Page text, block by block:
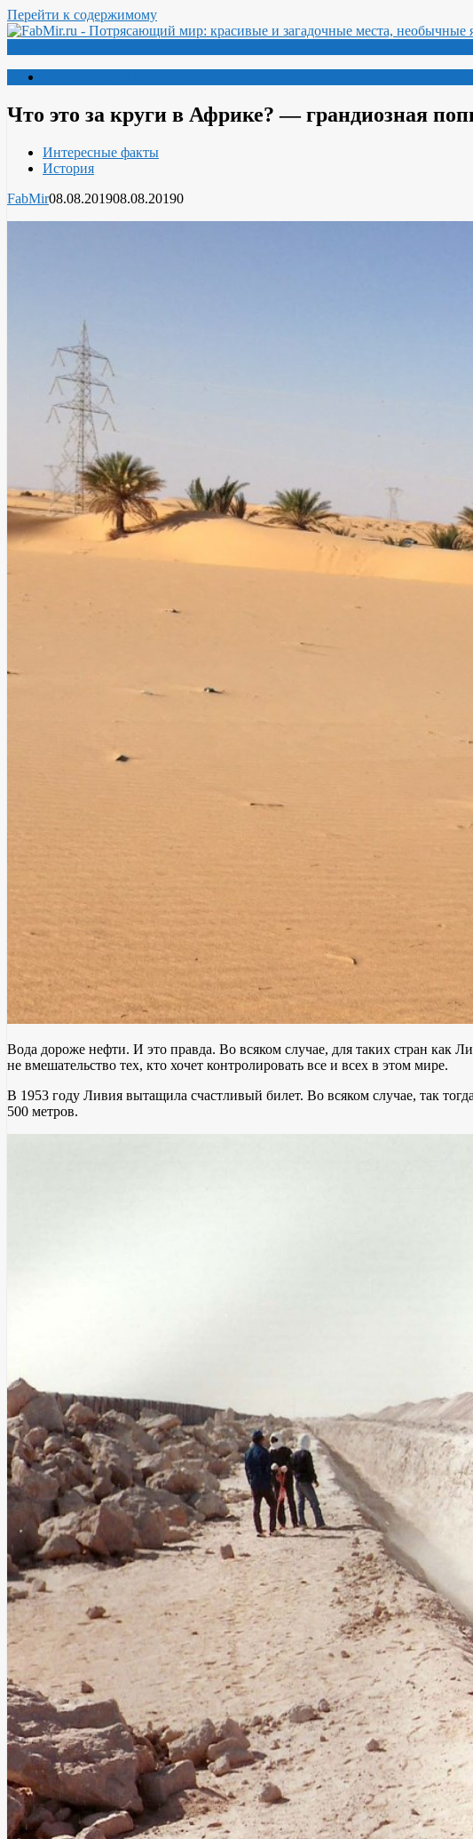
Перейти к содержимому
Что это за круги в Африке? — грандиозная
Интересные факты
История
FabMir08.08.201908.08.20190
Вода дороже нефти. И это правда. Во всяком случае, для таких стран как
не вмешательство тех, кто хочет контролировать все и всех в этом мире.
В 1953 году Ливия вытащила счастливый билет. Во всяком случае, так
500 метров.